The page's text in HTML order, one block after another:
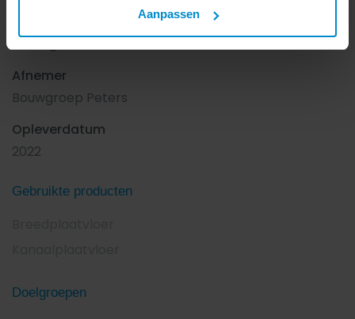
Aanpassen
Afnemer
Bouwgroep Peters
Opleverdatum
2022
Gebruikte producten
Doelgroepen